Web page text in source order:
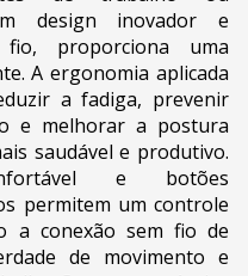
design inovador e
fio, proporciona uma
A ergonomia aplicada
a fadiga, prevenir
e melhorar a postura
saudável e produtivo.
e botões
permitem um controle
a conexão sem fio de
de movimento e